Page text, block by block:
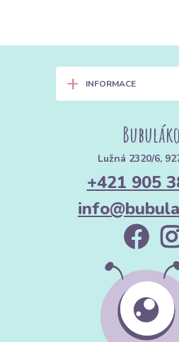
+ INFORMACE
Lužná 2320/6,
+421 905